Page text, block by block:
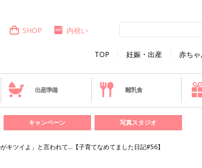
TOP 妊娠・出産 赤ち
SHOP 内祝い
出産準備 離乳食
キャンペーン 写真スタジオ
キツイよ」と言われて…【子育てなめてました日記#56】